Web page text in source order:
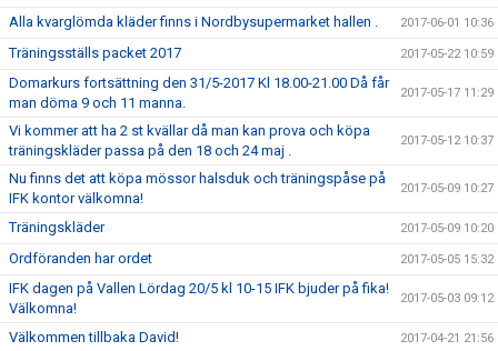
Alla kvarglömda kläder finns i Nordbysupermarket hallen . 2017-06-01 10:36
Träningsställs packet 2017 2017-05-22 10:59
Domarkurs fortsättning den 31/5-2017 Kl 18.00-21.00 Då får
man döma 9 och 11 manna.
2017-05-17 11:29
Vi kommer att ha 2 st kvällar då man kan prova och köpa
träningskläder passa på den 18 och 24 maj .
2017-05-12 10:37
Nu finns det att köpa mössor halsduk och träningspåse på
IFK kontor välkomna!
2017-05-09 10:27
Träningskläder 2017-05-09 10:20
Ordföranden har ordet 2017-05-05 15:32
IFK dagen på Vallen Lördag 20/5 kl 10-15 IFK bjuder på fika!
Välkomna!
2017-05-03 09:12
Välkommen tillbaka David! 2017-04-21 21:56